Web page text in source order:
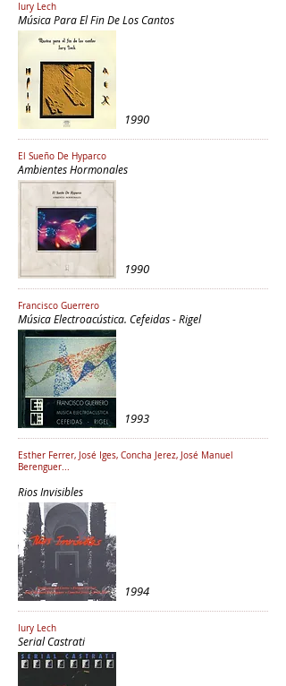
Iury Lech
Música Para El Fin De Los Cantos
1990
El Sueño De Hyparco
Ambientes Hormonales
1990
Francisco Guerrero
Música Electroacústica. Cefeidas - Rigel
1993
Esther Ferrer, José Iges, Concha Jerez, José Manuel
Berenguer...
Rios Invisibles
1994
Iury Lech
Serial Castrati